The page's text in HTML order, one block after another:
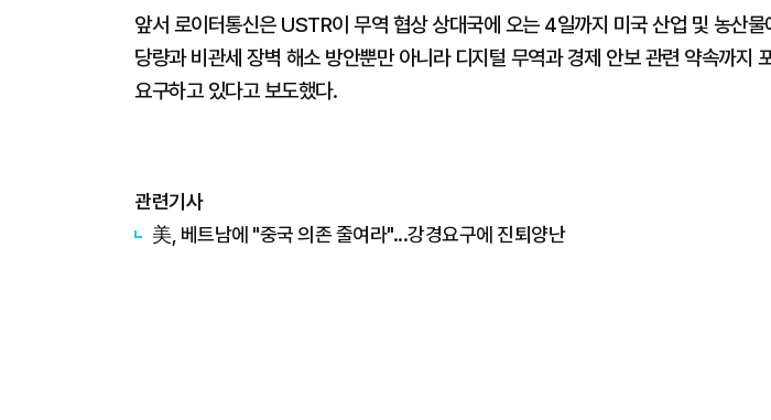
앞서 로이터통신은 USTR이 무역 협상 상대국에 오는 4일까지 미국 산업 및 농산
당량과 비관세 장벽 해소 방안뿐만 아니라 디지털 무역과 경제 안보 관련 약속까지
요구하고 있다고 보도했다.
관련기사
美, 베트남에 "중국 의존 줄여라"...강경요구에 진퇴양난